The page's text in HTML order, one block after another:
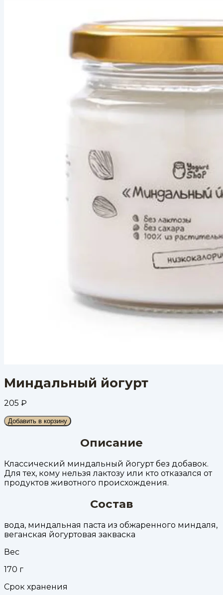
Миндальный йогурт
205 ₽
Добавить в корзину
Описание
Классический миндальный йогурт без добавок.
Для тех, кому нельзя лактозу или кто отказался от
продуктов животного происхождения.
Состав
вода, миндальная паста из обжаренного миндаля,
веганская йогуртовая закваска
Вес
170 г
Срок хранения